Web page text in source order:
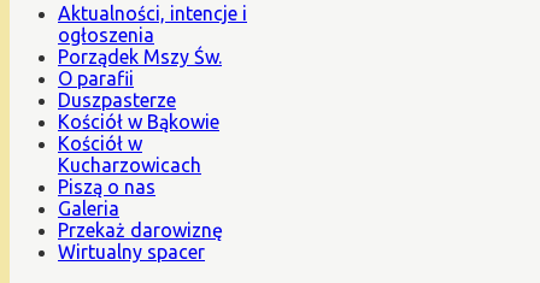
Aktualności, intencje i
ogłoszenia
Porządek Mszy Św.
O parafii
Duszpasterze
Kościół w Bąkowie
Kościół w
Kucharzowicach
Piszą o nas
Galeria
Przekaż darowiznę
Wirtualny spacer